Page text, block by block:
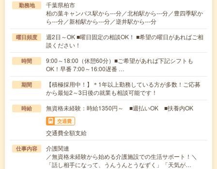
勤務地
千葉県柏市
柏の葉キャンパス駅から---分／北柏駅から---分／豊四季駅か
ら---分／新柏駅から---分／逆井駅から---分
曜日頻度
週2日～OK ■曜日固定の相談OK！ ■希望の曜日があればご相
談ください！
時間
9:00～18:00（休憩60分）■ご希望があれば下記シフトも
OK！早番 7:00～16:00遅番 …
期間
【積極採用中！】＊1年以上勤務している方が多数！ご応募
から最短2～3日後の就業も相談可能です！
時給 無資格未経験：時給1350円～ ■週払いOK ■扶養内OK
交通費
交通費全額支給
仕事内容
介護関連
／無資格未経験から始める介護施設での生活サポート！＼
「話し相手になって、うんうんとうなずく」「天気が…